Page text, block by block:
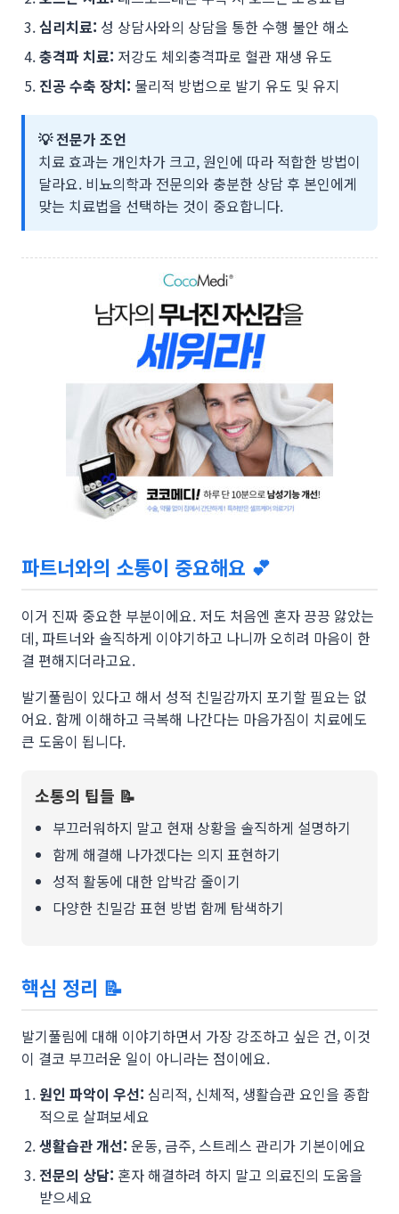
심리치료: 성 상담사와의 상담을 통한 수행 불안 해소
충격파 치료: 저강도 체외충격파로 혈관 재생 유도
진공 수축 장치: 물리적 방법으로 발기 유도 및 유지
💡 전문가 조언
치료 효과는 개인차가 크고, 원인에 따라 적합한 방법이
달라요. 비뇨의학과 전문의와 충분한 상담 후 본인에게
맞는 치료법을 선택하는 것이 중요합니다.
파트너와의 소통이 중요해요 💕
이거 진짜 중요한 부분이에요. 저도 처음엔 혼자 끙끙 앓았는
데, 파트너와 솔직하게 이야기하고 나니까 오히려 마음이 한
결 편해지더라고요.
발기풀림이 있다고 해서 성적 친밀감까지 포기할 필요는 없
어요. 함께 이해하고 극복해 나간다는 마음가짐이 치료에도
큰 도움이 됩니다.
소통의 팁들 📝
부끄러워하지 말고 현재 상황을 솔직하게 설명하기
함께 해결해 나가겠다는 의지 표현하기
성적 활동에 대한 압박감 줄이기
다양한 친밀감 표현 방법 함께 탐색하기
핵심 정리 📝
발기풀림에 대해 이야기하면서 가장 강조하고 싶은 건, 이것
이 결코 부끄러운 일이 아니라는 점이에요.
원인 파악이 우선: 심리적, 신체적, 생활습관 요인을 종합
적으로 살펴보세요
생활습관 개선: 운동, 금주, 스트레스 관리가 기본이에요
전문의 상담: 혼자 해결하려 하지 말고 의료진의 도움을
받으세요